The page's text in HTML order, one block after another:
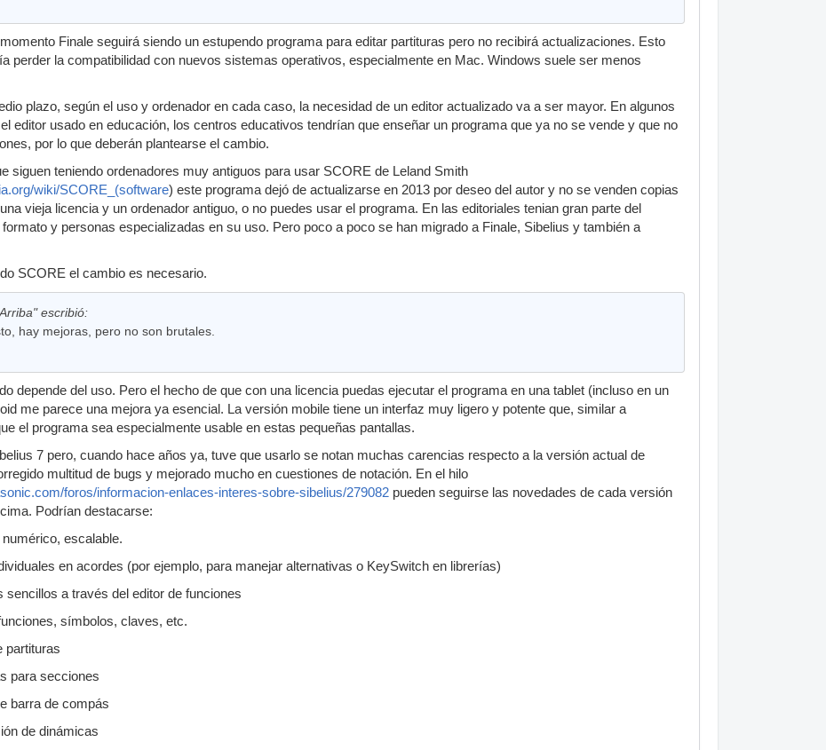
Finale seguirá siendo un estupendo programa para editar partituras pero no recibirá actualizaciones. Esto
perder la compatibilidad con nuevos sistemas operativos, especialmente en Mac. Windows suele ser menos
plazo, según el uso y ordenador en cada caso, la necesidad de un editor actualizado va a ser mayor. En algunos
editor usado en educación, los centros educativos tendrían que enseñar un programa que ya no se vende y que no
por lo que deberán plantearse el cambio.
siguen teniendo ordenadores muy antiguos para usar SCORE de Leland Smith
wiki/SCORE_(software) este programa dejó de actualizarse en 2013 por deseo del autor y no se venden copias
vieja licencia y un ordenador antiguo, o no puedes usar el programa. En las editoriales tenian gran parte del
y personas especializadas en su uso. Pero poco a poco se han migrado a Finale, Sibelius y también a
SCORE el cambio es necesario.
escribió:
hay mejoras, pero no son brutales.
depende del uso. Pero el hecho de que con una licencia puedas ejecutar el programa en una tablet (incluso en un
me parece una mejora ya esencial. La versión mobile tiene un interfaz muy ligero y potente que, similar a
el programa sea especialmente usable en estas pequeñas pantallas.
7 pero, cuando hace años ya, tuve que usarlo se notan muchas carencias respecto a la versión actual de
multitud de bugs y mejorado mucho en cuestiones de notación. En el hilo
foros/informacion-enlaces-interes-sobre-sibelius/279082 pueden seguirse las novedades de cada versión
Podrían destacarse:
escalable.
en acordes (por ejemplo, para manejar alternativas o KeySwitch en librerías)
sencillos a través del editor de funciones
símbolos, claves, etc.
partituras
para secciones
barra de compás
de dinámicas